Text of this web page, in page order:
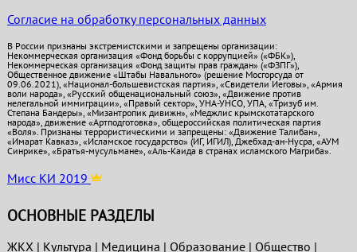
Согласие на обработку персональных данных
В России признаны экстремистскими и запрещены организации:
Некоммерческая организация «Фонд борьбы с коррупцией» («ФБК»),
Некоммерческая организация «Фонд защиты прав граждан» («ФЗПГ»),
Общественное движение «Штабы Навального» (решение Мосгорсуда от
09.06.2021), «Национал-большевистская партия», «Свидетели Иеговы», «Армия
воли народа», «Русский общенациональный союз», «Движение против
нелегальной иммиграции», «Правый сектор», УНА-УНСО, УПА, «Тризуб им.
Степана Бандеры», «Мизантропик дивижн», «Меджлис крымскотатарского
народа», движение «Артподготовка», общероссийская политическая партия
«Воля». Признаны террористическими и запрещены: «Движение Талибан»,
«Имарат Кавказ», «Исламское государство» (ИГ, ИГИЛ), Джебхад-ан-Нусра, «АУМ
Синрике», «Братья-мусульмане», «Аль-Каида в странах исламского Магриба».
Мисс КИ 2019
ОСНОВНЫЕ РАЗДЕЛЫ
ЖКХ| Культура | Медицина | Образование| Общество |